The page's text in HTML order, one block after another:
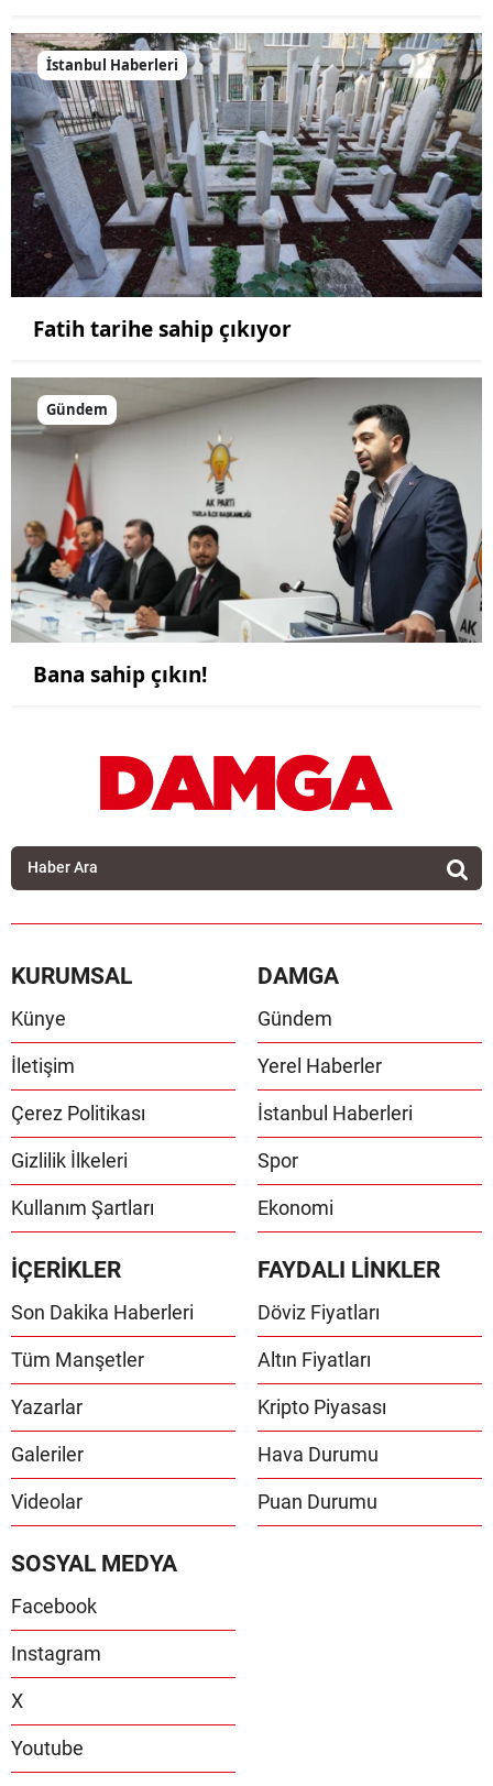
İstanbul Haberleri
Fatih tarihe sahip çıkıyor
Gündem
Bana sahip çıkın!
KURUMSAL
Künye
İletişim
Çerez Politikası
Gizlilik İlkeleri
Kullanım Şartları
DAMGA
Gündem
Yerel Haberler
İstanbul Haberleri
Spor
Ekonomi
İÇERİKLER
Son Dakika Haberleri
Tüm Manşetler
Yazarlar
Galeriler
Videolar
FAYDALI LİNKLER
Döviz Fiyatları
Altın Fiyatları
Kripto Piyasası
Hava Durumu
Puan Durumu
SOSYAL MEDYA
Facebook
Instagram
X
Youtube